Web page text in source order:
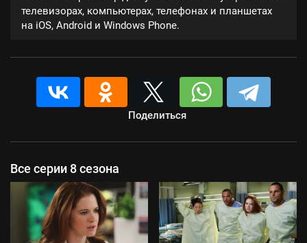
телевизорах, компьютерах, телефонах и планшетах
на iOS, Android и Windows Phone.
Поделиться
Все серии 8 сезона